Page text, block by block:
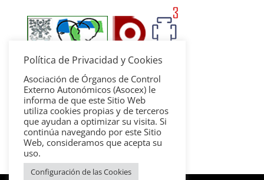
Política de Privacidad y Cookies
Asociación de Órganos de Control
Externo Autonómicos (Asocex) le
informa de que este Sitio Web
utiliza cookies propias y de terceros
que ayudan a optimizar su visita. Si
continúa navegando por este Sitio
Web, consideramos que acepta su
uso.
Configuración de las Cookies